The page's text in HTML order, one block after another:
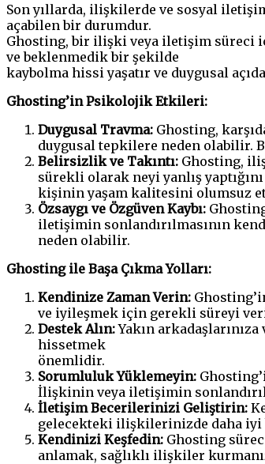
Son yıllarda, ilişkilerde ve sosyal
açabilen bir durumdur.
Ghosting, bir ilişki veya iletişim süreci
ve beklenmedik bir şekilde
kaybolma hissi yaşatır ve duygusal
Ghosting’in Psikolojik Etkileri:
Duygusal Travma: Ghosting,
duygusal tepkilere neden olabilir.
Belirsizlik ve Takıntı: Ghosting,
sürekli olarak neyi yanlış
kişinin yaşam kalitesini olumsuz
Özsaygı ve Özgüven Kaybı:
iletişimin sonlandırılmasının
neden olabilir.
Ghosting ile Başa Çıkma Yolları:
Kendinize Zaman Verin:
ve iyileşmek için gerekli süreyi
Destek Alın:Yakın
hissetmek
önemlidir.
Sorumluluk Yüklemeyin:
İlişkinin veya iletişimin
İletişim Becerilerinizi Geliştirin:
gelecekteki ilişkilerinizde daha iyi
Kendinizi Keşfedin: Ghosting
anlamak, sağlıklı ilişkiler